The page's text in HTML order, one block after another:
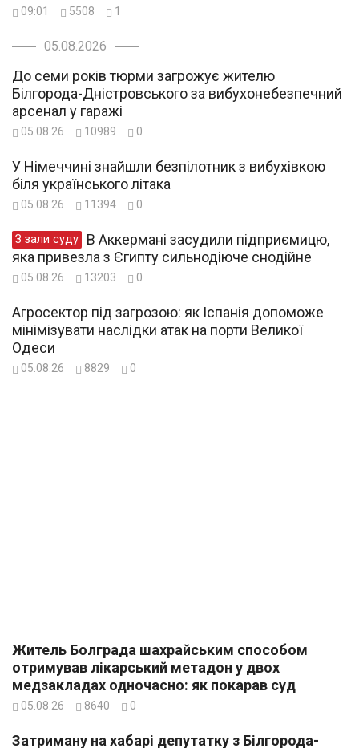
09:01 5508 1
05.08.2026
До семи років тюрми загрожує жителю
Білгорода-Дністровського за вибухонебезпечний
арсенал у гаражі
05.08.26 10989 0
У Німеччині знайшли безпілотник з вибухівкою
біля українського літака
05.08.26 11394 0
З зали суду
яка привезла з Єгипту сильнодіюче снодійне
05.08.26 13203 0
Агросектор під загрозою: як Іспанія допоможе
мінімізувати наслідки атак на порти Великої
Одеси
05.08.26 8829 0
Житель Болграда шахрайським способом
отримував лікарський метадон у двох
медзакладах одночасно: як покарав суд
05.08.26 8640 0
Затриману на хабарі депутатку з Білгорода-